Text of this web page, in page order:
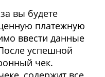
вы будете
платежную
ввести данные
успешной
чек.